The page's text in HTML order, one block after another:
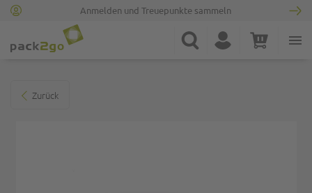
Anmelden und Treuepunkte sammeln
Suche Konto Warenkorb
Zurück